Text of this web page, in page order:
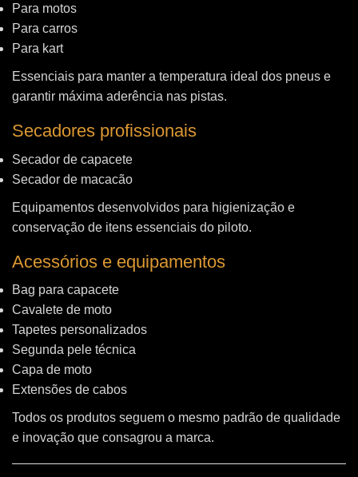
Para motos
Para carros
Para kart
Essenciais para manter a temperatura ideal dos pneus e
garantir máxima aderência nas pistas.
Secadores profissionais
Secador de capacete
Secador de macacão
Equipamentos desenvolvidos para higienização e
conservação de itens essenciais do piloto.
Acessórios e equipamentos
Bag para capacete
Cavalete de moto
Tapetes personalizados
Segunda pele técnica
Capa de moto
Extensões de cabos
Todos os produtos seguem o mesmo padrão de qualidade
e inovação que consagrou a marca.